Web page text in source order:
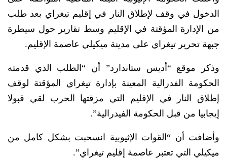
الدخول في وقف لإطلاق النار في إقليم تيغراي بعد طلب
من الإدارة المؤقتة في الإقليم وسط تقارير حول سيطرة
جبهة تحرير تيغراي على مدينة ميكيلي عاصمة الإقليم.
وذكر موقع “أديس ستاندارد” أن “الطلب الذي قدمته
الحكومة الفدرالية المعينة بإدارة تيغراي المؤقتة لوقف
إطلاق النار في الإقليم التي مزقتها الحرب لقي قبولا
إيجابيا من قبل الحكومة الفيدرالية”.
وأضافت أن “القوات الإثيوبية انسحبت بشكل كامل من
ميكيلي التي تعتبر عاصمة إقليم تيغراي”.